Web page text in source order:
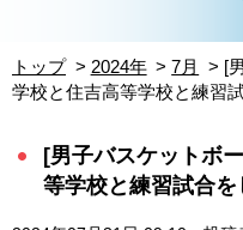
トップ 2024年 7月
[
学校と住吉高等学校と練習
[男子バスケットボ
等学校と練習試合を